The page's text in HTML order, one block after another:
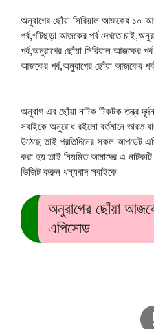
অনুরাগের ছোঁয়া সিরিয়াল আজকের ১০
পর্ব,গাঁটছড়া আজকের পর্ব দেখতে
পর্ব,অনুরাগের ছোঁয়া সিরিয়াল আজকের
আজকের পর্ব,অনুরাগের ছোঁয়া আজকের
অনুরাগ এর ছোঁয়া নাটক টিকটক তন্ত্র
সবাইকে অনুরোধ রইলো বর্তমানে ভারত
উঠেছে তাই প্রতিদিনের সকল আপডেট
করা হয় তাই নিয়মিত আমাদের এ
ভিজিট করুন ধন্যবাদ সবাইকে
অনুরাগের ছোঁয়া
এপিসোড